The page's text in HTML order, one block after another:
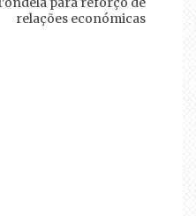
relações económicas